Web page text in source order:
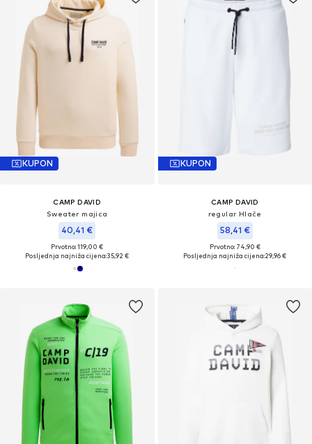
KUPON
CAMP DAVID
Sweater majica
40,41 €
Prvotno: 119,00 €
Posljednja najniža cijena:35,92 €
KUPON
CAMP DAVID
regular Hlače
58,41 €
Prvotno: 74,90 €
Posljednja najniža cijena:29,96 €